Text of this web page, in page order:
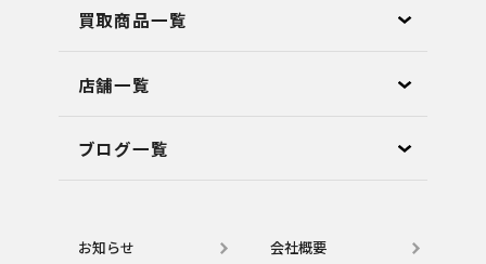
買取商品一覧
店舗⼀覧
ブログ⼀覧
お知らせ 会社概要